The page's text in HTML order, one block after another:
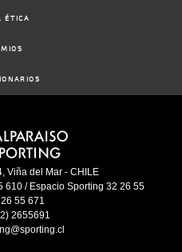
ÉTICA
Viña del Mar - CHILE
610 / Espacio Sporting 32 26 55
55 671
2655691